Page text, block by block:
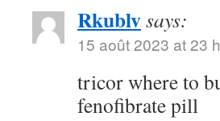
Rkublvsays:
15 août 2023 at 23
tricor where to
fenofibrate pill